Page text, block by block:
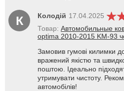
К Колодій 17.04.2025
Товар: Автомобильные
optima 2010-2015 KM-93
Замовив гумові килимки
вражений якістю та
поштою. Ідеально
утримувати чистоту.
автомобілів!